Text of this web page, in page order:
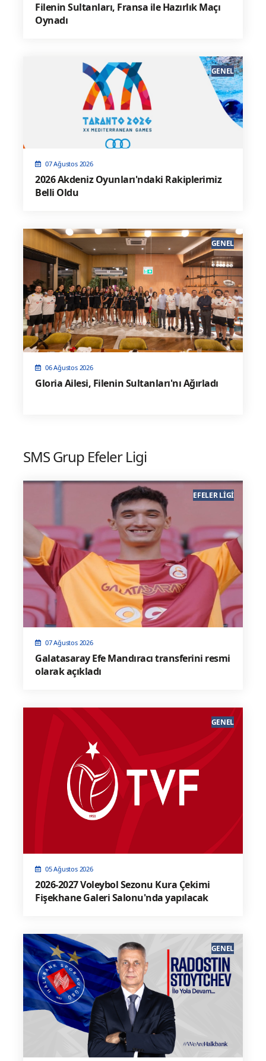
Filenin Sultanları, Fransa ile Hazırlık Maçı
Oynadı
07 Ağustos 2026
2026 Akdeniz Oyunları'ndaki Rakiplerimiz
Belli Oldu
GENEL
06 Ağustos 2026
Gloria Ailesi, Filenin Sultanları'nı Ağırladı
GENEL
SMS Grup Efeler Ligi
07 Ağustos 2026
Galatasaray Efe Mandıracı transferini resmi
olarak açıkladı
EFELER LIGI
05 Ağustos 2026
2026-2027 Voleybol Sezonu Kura Çekimi
Fişekhane Galeri Salonu'nda yapılacak
GENEL
GENEL